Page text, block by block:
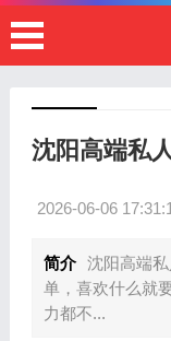
沈阳高端私
2026-06-06
简介 沈阳高端
单，喜欢什么就
力都不...